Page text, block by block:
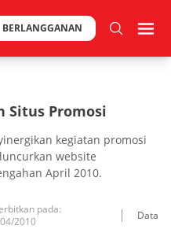
BERLANGGANAN
Situs Promosi
kegiatan promosi
website
April 2010.
pada:
2010
Data